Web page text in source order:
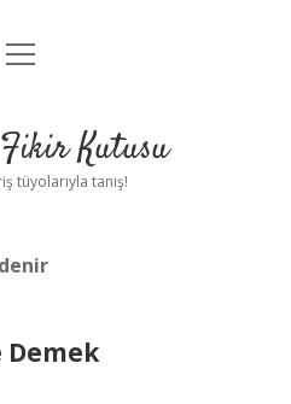
Uyarı
menüyü
Kutusu
tüyolarıyla tanış!
Demek